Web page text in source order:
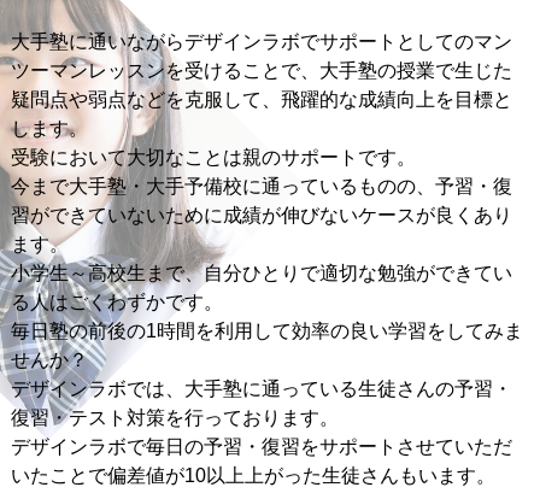
大手塾に通いながらデザインラボでサポートとしてのマン
ツーマンレッスンを受けることで、大手塾の授業で生じた
疑問点や弱点などを克服して、飛躍的な成績向上を目標と
します。
受験において大切なことは親のサポートです。
今まで大手塾・大手予備校に通っているものの、予習・復
習ができていないために成績が伸びないケースが良くあり
ます。
小学生～高校生まで、自分ひとりで適切な勉強ができてい
る人はごくわずかです。
毎日塾の前後の1時間を利用して効率の良い学習をしてみま
せんか？
デザインラボでは、大手塾に通っている生徒さんの予習・
復習・テスト対策を行っております。
デザインラボで毎日の予習・復習をサポートさせていただ
いたことで偏差値が10以上上がった生徒さんもいます。